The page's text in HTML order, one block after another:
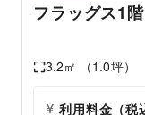
フラッグス1
3.2㎡ （1.0坪）
利用料金（税